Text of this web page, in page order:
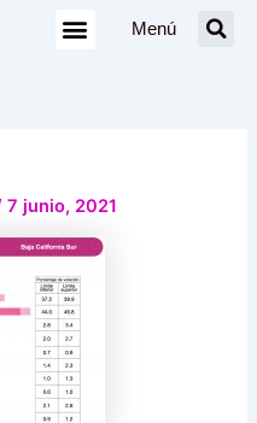
Menú
7 junio, 2021